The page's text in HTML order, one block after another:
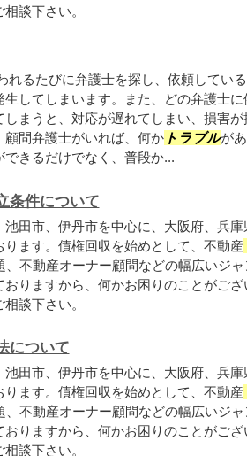
談下さい。
れるたびに弁護士を探し、依頼してい
してしまいます。また、どの弁護士に
まうと、対応が遅れてしまい、損害が
顧問弁護士がいれば、何かトラブルが
できるだけでなく、普段か...
条件について
池田市、伊丹市を中心に、大阪府、兵庫
ます。債権回収を始めとして、不動産
、不動産オーナー顧問などの幅広いジ
りますから、何かお困りのことがござ
談下さい。
について
池田市、伊丹市を中心に、大阪府、兵庫
ます。債権回収を始めとして、不動産
、不動産オーナー顧問などの幅広いジ
りますから、何かお困りのことがござ
談下さい。